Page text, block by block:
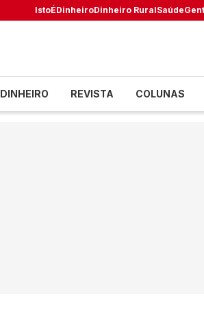
IstoÉDinheiroDinheiro RuralSaúde
DINHEIRO REVISTA COLUNAS